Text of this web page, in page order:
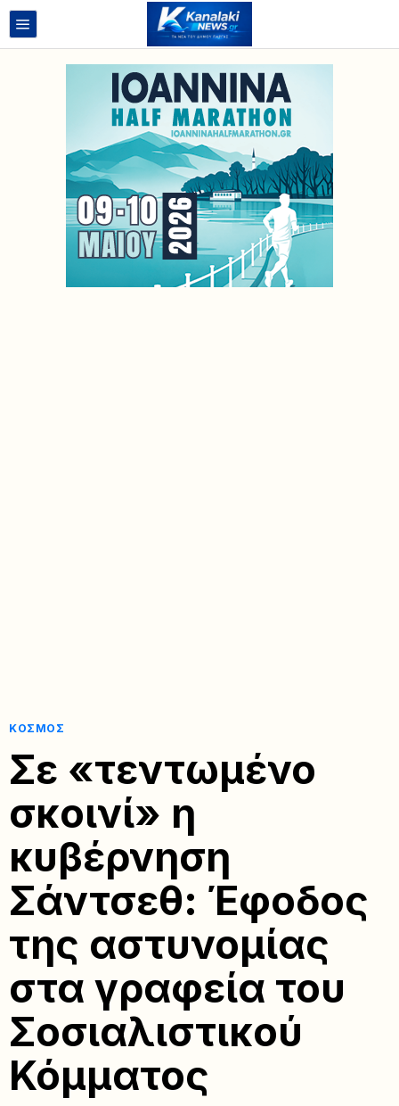
ΚΌΣΜΟΣ
Σε «τεντωμένο
σκοινί» η
κυβέρνηση
Σάντσεθ: Έφοδος
της αστυνομίας
στα γραφεία του
Σοσιαλιστικού
Κόμματος